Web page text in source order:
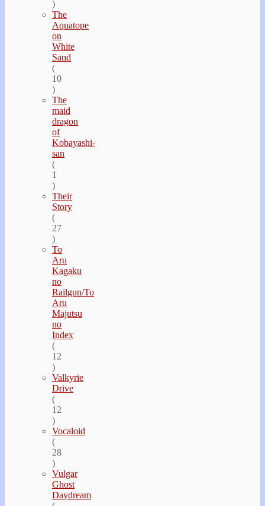
)
The
Aquatope
on
White
Sand
(
10
)
The
maid
dragon
of
Kobayashi-
san
(
1
)
Their
Story
(
27
)
To
Aru
Kagaku
no
Railgun/To
Aru
Majutsu
no
Index
(
12
)
Valkyrie
Drive
(
12
)
Vocaloid
(
28
)
Vulgar
Ghost
Daydream